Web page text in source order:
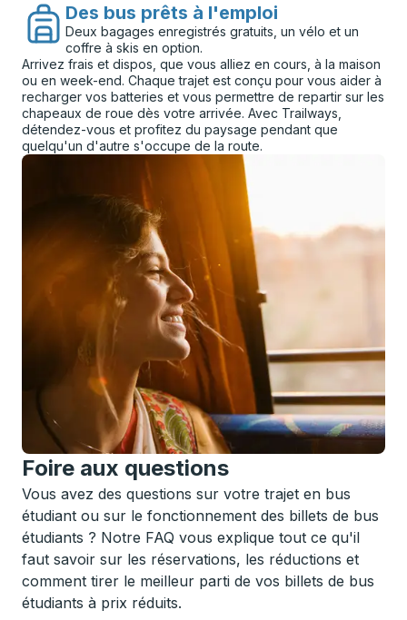
Des bus prêts à l'emploi
Deux bagages enregistrés gratuits, un vélo et un
coffre à skis en option.
Arrivez frais et dispos, que vous alliez en cours, à la maison
ou en week-end. Chaque trajet est conçu pour vous aider à
recharger vos batteries et vous permettre de repartir sur les
chapeaux de roue dès votre arrivée. Avec Trailways,
détendez-vous et profitez du paysage pendant que
quelqu'un d'autre s'occupe de la route.
Foire aux questions
Vous avez des questions sur votre trajet en bus
étudiant ou sur le fonctionnement des billets de bus
étudiants ? Notre FAQ vous explique tout ce qu'il
faut savoir sur les réservations, les réductions et
comment tirer le meilleur parti de vos billets de bus
étudiants à prix réduits.